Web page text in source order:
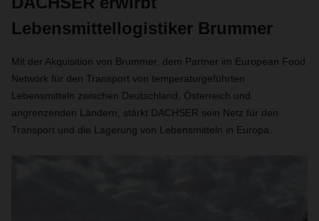
Lebensmittellogistiker Brummer
Mit der Akquisition von Brummer, dem Partner im European Food
Network für den Transport von temperaturgeführten
Lebensmitteln zwischen Deutschland, Österreich und
angrenzenden Ländern, stärkt DACHSER sein Netz für den
Transport und die Lagerung von Lebensmitteln in Europa.